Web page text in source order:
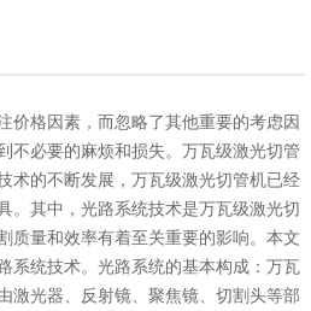
价格因素，而忽略了其他重要的考虑因
不必要的麻烦和损失。万瓦级激光切管
术的不断发展，万瓦级激光切管机已经
。其中，光路系统技术是万瓦级激光切
质量和效率有着至关重要的影响。本文
系统技术。光路系统的基本构成：万瓦
激光器、反射镜、聚焦镜、切割头等部